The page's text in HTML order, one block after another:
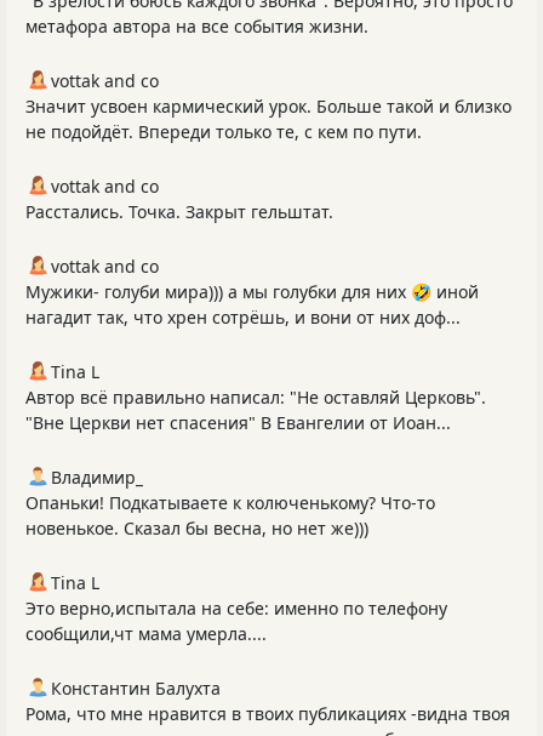
метафора автора на все события жизни.
vottak and co
Значит усвоен кармический урок. Больше такой и близко
не подойдёт. Впереди только те, с кем по пути.
vottak and co
Расстались. Точка. Закрыт гельштат.
vottak and co
Мужики- голуби мира))) а мы голубки для них 🤣 иной
нагадит так, что хрен сотрёшь, и вони от них доф...
Tina L
Автор всё правильно написал: "Не оставляй Церковь".
"Вне Церкви нет спасения" В Евангелии от Иоан...
Владимир_
Опаньки! Подкатываете к колюченькому? Что-то
новенькое. Сказал бы весна, но нет же)))
Tina L
Это верно,испытала на себе: именно по телефону
сообщили,чт мама умерла....
Константин Балухта
Рома, что мне нравится в твоих публикациях -видна твоя